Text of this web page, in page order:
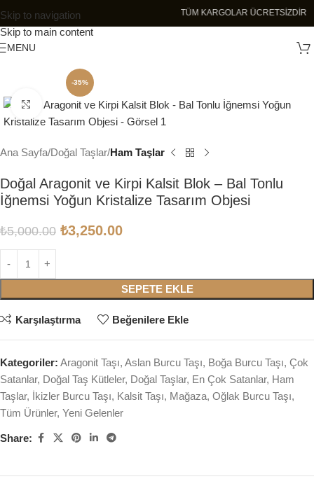
Skip to navigation
Skip to main content
TÜM KARGOLAR ÜCRETSİZDİR
MENU
-35%
Click to enlarge
Ana Sayfa Doğal Taşlar Ham Taşlar
Doğal Aragonit ve Kirpi Kalsit Blok – Bal Tonlu
İğnemsi Yoğun Kristalize Tasarım Objesi
₺5,000.00 ₺3,250.00
SEPETE EKLE
Karşılaştırma Beğenilere Ekle
Kategoriler: Aragonit Taşı, Aslan Burcu Taşı, Boğa Burcu Taşı, Çok
Satanlar, Doğal Taş Kütleler, Doğal Taşlar, En Çok Satanlar, Ham
Taşlar, İkizler Burcu Taşı, Kalsit Taşı, Mağaza, Oğlak Burcu Taşı,
Tüm Ürünler, Yeni Gelenler
Share: